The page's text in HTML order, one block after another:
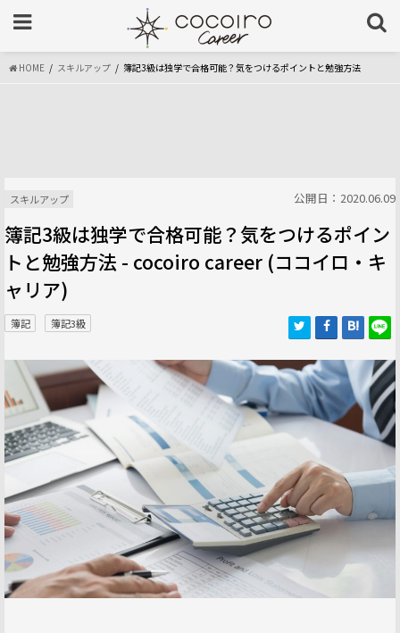
HOME スキルアップ 簿記3級は独学で合格可能？気をつけるポイントと勉強方法
スキルアップ 公開日：2020.06.09
簿記3級は独学で合格可能？気をつけるポイン
トと勉強方法 - cocoiro career (ココイロ・キ
ャリア)
簿記 簿記3級